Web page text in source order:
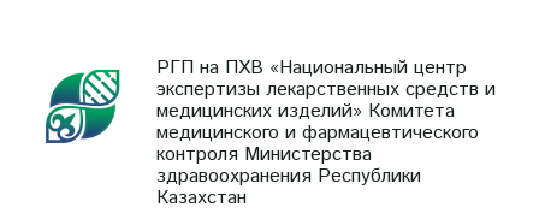
РГП на ПХВ «Национальный центр
экспертизы лекарственных средств и
медицинских изделий» Комитета
медицинского и фармацевтического
контроля Министерства
здравоохранения Республики
Казахстан